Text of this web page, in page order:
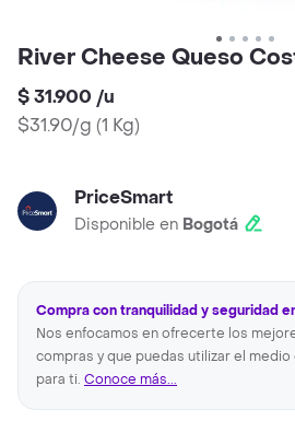
River Cheese Queso
$ 31.900 /u
$31.90/g (1 Kg)
PriceSmart
Disponible en Bogotá
Compra con tranquilidad y seguridad
Nos enfocamos en ofrecerte los
compras y que puedas utilizar el
para ti. Conoce más...